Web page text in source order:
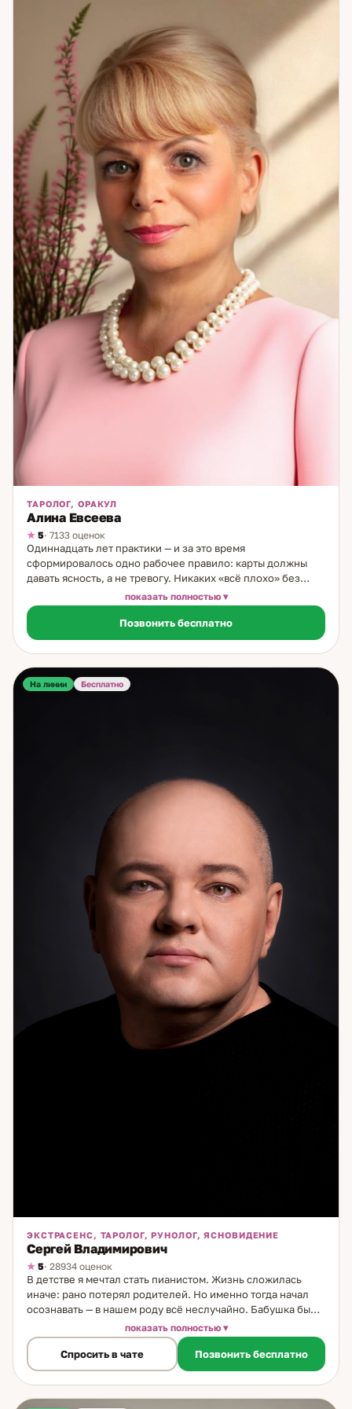
изменить. Отдельная тема — самопознание и измена:
что стоит за изменой, что она означает для отношений,
как это принять или преодолеть. После консультации
главное — не просто ответ на вопрос, а ощущение, что
стало понятнее и есть точка опоры.
ТАРОЛОГ, ОРАКУЛ
Алина Евсеева
5· 7133 оценок
Одиннадцать лет практики — и за это время
сформировалось одно рабочее правило: карты должны
давать ясность, а не тревогу. Никаких «всё плохо» без
выхода, никакой зависимости от следующей
консультации. Я практикую Таро с 14 лет. Начинала с
простых игральных колод, которые показывала тётя, — и
сразу убедилась: информация, которую показывают карты,
совпадает с реальностью. Со временем прошла
профессиональное обучение и выстроила собственный
рабочий метод. На консультации мы последовательно
вариантами, о переездах и важных финансовых решениях.
Работаю без запугивания — это принципиально:
инструмент ясности не должен становиться источником
давления. Если вы чувствуете, что запутались и хотите
увидеть картину целиком — помогу разобраться без
спешки и осуждения.
показать полностью
Позвонить бесплатно
На линии Бесплатно
ЭКСТРАСЕНС, ТАРОЛОГ, РУНОЛОГ, ЯСНОВИДЕНИЕ
Сергей Владимирович
5· 28934 оценок
В детстве я мечтал стать пианистом. Жизнь сложилась
иначе: рано потерял родителей. Но именно тогда начал
осознавать — в нашем роду всё неслучайно. Бабушка была
известной предсказательницей. По обеим линиям — все
глубоко погружены в эзотерику. Я получил и дар, и
обучение, и посвящение от неё лично. Это стало
фундаментом, на котором строится моя практика уже
тридцать пять лет. Я работаю только со старыми техниками
— проверенными, выдержавшими время. Но я их
показать полностью
Спросить в чате Позвонить бесплатно